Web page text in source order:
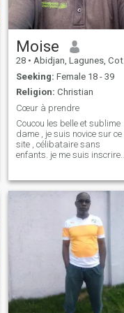
Moise
28 • Abidjan, Lagunes, Cote d'Ivoire
Seeking: Female 18 - 39
Religion: Christian
Cœur à prendre
Coucou les belle et sublime
dame , je suis novice sur ce
site , célibataire sans
enfants. je me suis inscrire